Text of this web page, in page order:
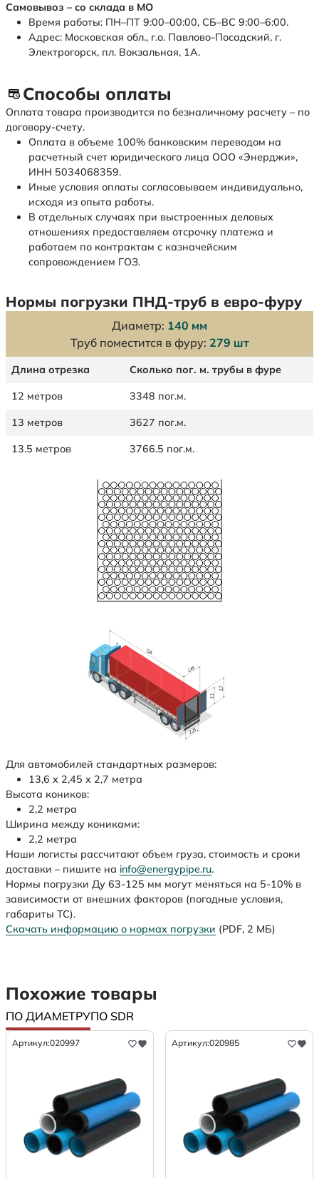
Самовывоз – со склада в МО
Время работы: ПН–ПТ 9:00–00:00, СБ–ВС 9:00–6:00.
Адрес: Московская обл., г.о. Павлово-Посадский, г.
Электрогорск, пл. Вокзальная, 1А.
Способы оплаты
Оплата товара производится по безналичному расчету – по
договору-счету.
Оплата в объеме 100% банковским переводом на
расчетный счет юридического лица ООО «Энерджи»,
ИНН 5034068359.
Иные условия оплаты согласовываем индивидуально,
исходя из опыта работы.
В отдельных случаях при выстроенных деловых
отношениях предоставляем отсрочку платежа и
работаем по контрактам с казначейским
сопровождением ГОЗ.
Нормы погрузки ПНД-труб в евро-фуру
Диаметр: 140 мм
Труб поместится в фуру: 279 шт
Длина отрезка Сколько пог. м. трубы в фуре
12 метров 3348 пог.м.
13 метров 3627 пог.м.
13.5 метров 3766.5 пог.м.
Для автомобилей стандартных размеров:
13,6 х 2,45 х 2,7 метра
Высота коников:
2,2 метра
Ширина между кониками:
2,2 метра
Наши логисты рассчитают объем груза, стоимость и сроки
доставки – пишите на info@energypipe.ru.
Нормы погрузки Ду 63-125 мм могут меняться на 5-10% в
зависимости от внешних факторов (погодные условия,
габариты ТС).
Скачать информацию о нормах погрузки (PDF, 2 МБ)
Похожие товары
ПО ДИАМЕТРУПО SDR
Артикул:020997 Артикул:020985